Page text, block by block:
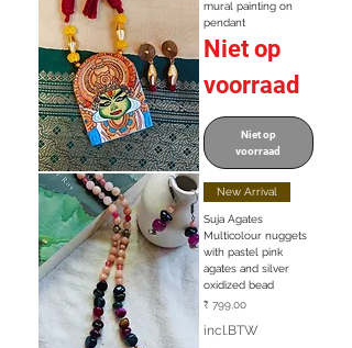
mural painting on
pendant
Niet op
voorraad
Niet op
voorraad
New Arrival
Suja Agates
Multicolour nuggets
with pastel pink
agates and silver
oxidized bead
Prijs
₹ 799,00
incl.BTW